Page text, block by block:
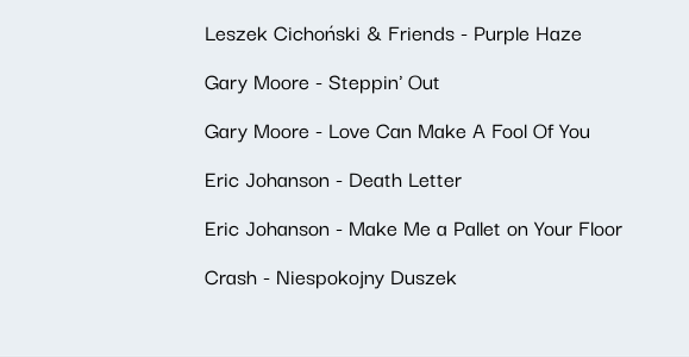
Leszek Cichoński & Friends - Purple Haze
Gary Moore - Steppin' Out
Gary Moore - Love Can Make A Fool Of You
Eric Johanson - Death Letter
Eric Johanson - Make Me a Pallet on Your Floor
Crash - Niespokojny Duszek